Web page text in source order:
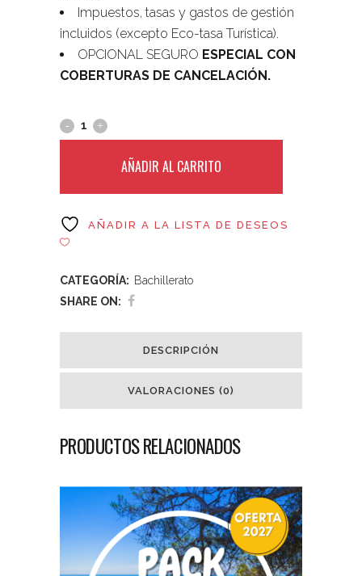
Impuestos, tasas y gastos de gestión
incluidos (excepto Eco-tasa Turística).
OPCIONAL SEGURO ESPECIAL CON
COBERTURAS DE CANCELACIÓN.
AÑADIR AL CARRITO
AÑADIR A LA LISTA DE DESEOS
CATEGORÍA: Bachillerato
SHARE ON:
DESCRIPCIÓN
VALORACIONES (0)
PRODUCTOS RELACIONADOS